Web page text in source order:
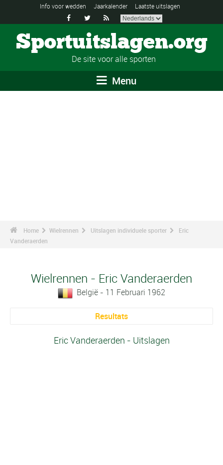
Info voor wedden Jaarkalender Laatste uitslagen
  
Sportuitslagen.org
De site voor alle sporten
Menu
Home Wielrennen Uitslagen individuele sporter
Eric
Vanderaerden
Wielrennen - Eric Vanderaerden
België - 11 Februari 1962
Resultats
Eric Vanderaerden - Uitslagen